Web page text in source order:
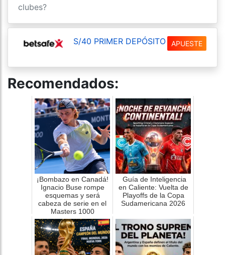
clubes?
S/40 PRIMER DEPÓSITO APUESTE
Recomendados:
¡Bombazo en Canadá!
Ignacio Buse rompe
esquemas y será
cabeza de serie en el
Masters 1000
Guía de Inteligencia
en Caliente: Vuelta de
Playoffs de la Copa
Sudamericana 2026